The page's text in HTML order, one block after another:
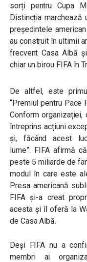
sorți pentru Cupa
Distincția marchează
președintele
au construit în ultimii
frecvent Casa Albă
chiar un birou FIFA în
De altfel, este
“Premiul pentru Pace
Conform organizației,
întreprins acțiuni
și, făcând acest
lume”. FIFA afirmă
peste 5 miliarde de
modul în care este
Presa americană
FIFA și-a creat
acesta și îl oferă la
de Casa Albă.
Deși FIFA nu a
membri ai